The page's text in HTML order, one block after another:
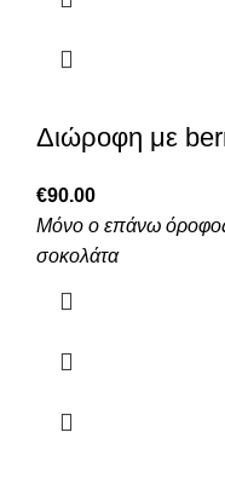
Διώροφη με
€90.00
Μόνο ο επάνω όροφος
σοκολάτα